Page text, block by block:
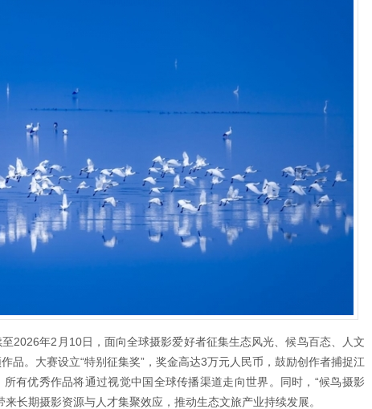
2026年2月10日，面向全球摄影爱好者征集生态风光、候鸟百态、人文
品。大赛设立“特别征集奖”，奖金高达3万元人民币，鼓励创作者捕捉江
有优秀作品将通过视觉中国全球传播渠道走向世界。同时，“候鸟摄影
长期摄影资源与人才集聚效应，推动生态文旅产业持续发展。